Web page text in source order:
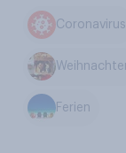
Coronavirus
Ferien